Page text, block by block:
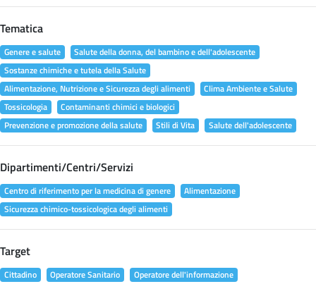
Tematica
Genere e salute
Salute della donna, del bambino e dell'adolescente
Sostanze chimiche e tutela della Salute
Alimentazione, Nutrizione e Sicurezza degli alimenti
Clima Ambiente e Salute
Tossicologia
Contaminanti chimici e biologici
Prevenzione e promozione della salute
Stili di Vita Salute dell'adolescente
Dipartimenti/Centri/Servizi
Centro di riferimento per la medicina di genere
Alimentazione
Sicurezza chimico-tossicologica degli alimenti
Target
Cittadino Operatore Sanitario Operatore dell'informazione